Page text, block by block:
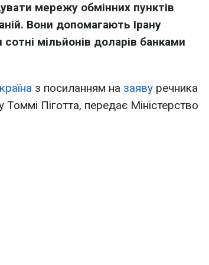
мережу обмінних пунктів
Вони допомагають Ірану
мільйонів доларів банками
з посиланням на заяву речника
Піготта, передає Міністерство